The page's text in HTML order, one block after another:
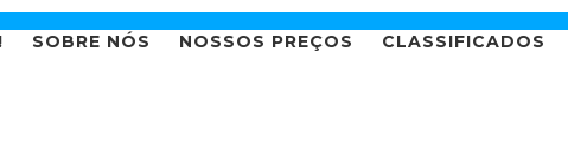
SOBRE NÓS NOSSOS PREÇOS CLASSIFICADOS